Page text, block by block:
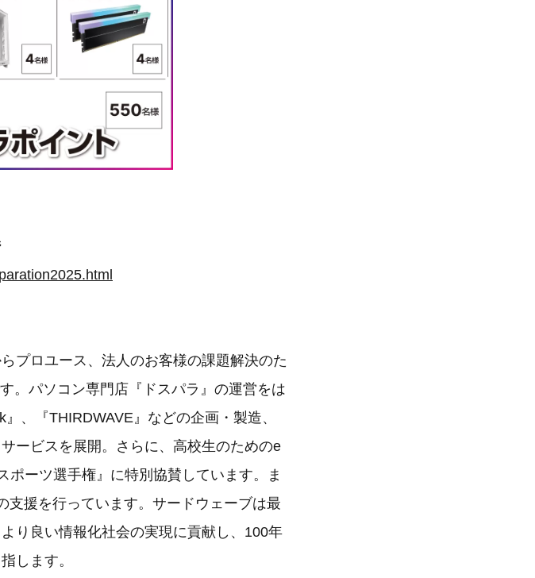
プロユース、法人のお客様の課題解決のた
。パソコン専門店『ドスパラ』の運営をは
、『THIRDWAVE』などの企画・製造、
ービスを展開。さらに、高校生のためのe
ポーツ選手権』に特別協賛しています。ま
支援を行っています。サードウェーブは最
り良い情報化社会の実現に貢献し、100年
します。